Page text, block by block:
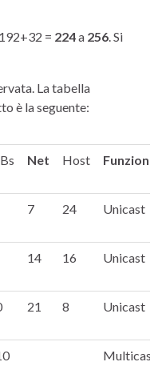
= 224a 256. Si
La tabella
è la seguente:
Net Host Funzione
7 24 Unicast
14 16 Unicast
21 8 Unicast
Multicast